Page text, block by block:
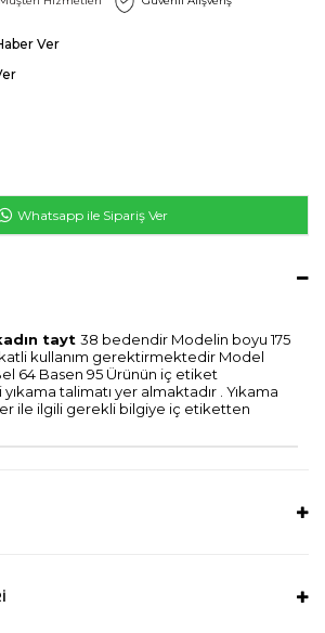
Ver
Whatsapp ile Sipariş Ver
tayt 38 bedendir Modelin boyu 175
kullanım gerektirmektedir Model
64 Basen 95 Ürünün iç etiket
talimatı yer almaktadır . Yıkama
ile ilgili gerekli bilgiye iç etiketten